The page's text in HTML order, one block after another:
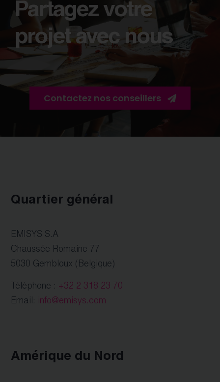
Partagez votre
projet avec nous
Contactez nos conseillers
Quartier général
EMISYS S.A
Chaussée Romaine 77
5030 Gembloux (Belgique)
Téléphone : +32 2 318 23 70
Email: info@emisys.com
Amérique du Nord